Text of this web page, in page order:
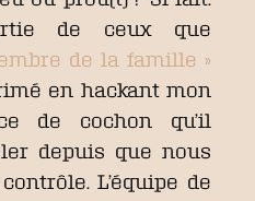
de ceux que
de la famille »
en hackant mon
de cochon qu’il
depuis que nous
L’équipe de